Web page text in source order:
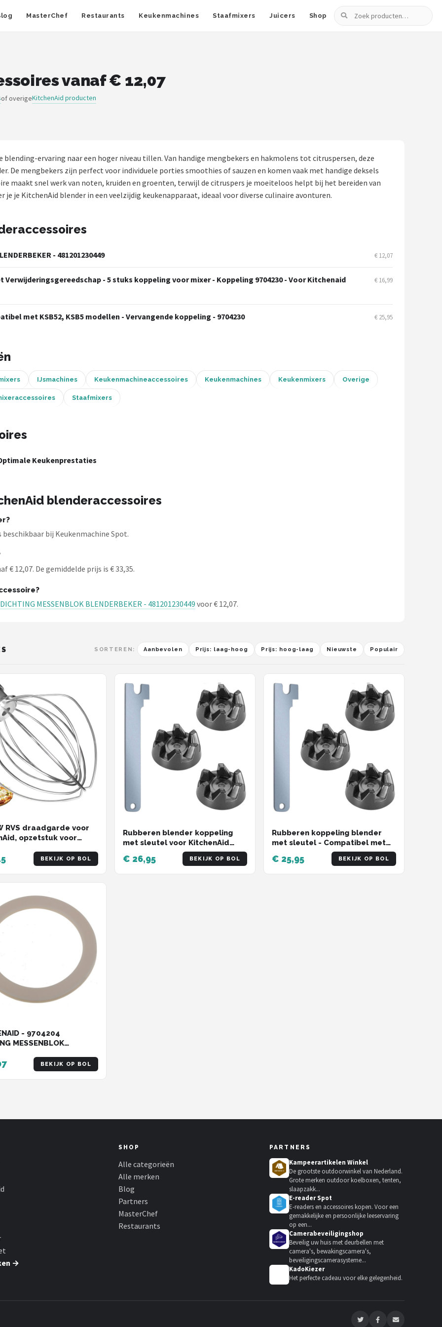
MasterChef Restaurants Keukenmachines Staafmixers Juicers Shop
Zoeken
vanaf € 12,07
of overigeKitchenAid producten
blending-ervaring naar een hoger niveau tillen. Van handige mengbekers en hakmolens tot citruspersen, deze
De mengbekers zijn perfect voor individuele porties smoothies of sauzen en komen vaak met handige deksels
maakt snel werk van noten, kruiden en groenten, terwijl de citruspers je moeiteloos helpt bij het bereiden van
je je KitchenAid blender in een veelzijdig keukenapparaat, ideaal voor diverse culinaire avonturen.
- 481201230449 € 12,07
- 5 stuks koppeling voor mixer - Koppeling 9704230 - Voor Kitchenaid
€ 16,99
met KSB52, KSB5 modellen - Vervangende koppeling - 9704230 € 25,95
IJsmachines Keukenmachineaccessoires Keukenmachines Keukenmixers Overige
Staafmixers
Keukenprestaties
blenderaccessoires
bij Keukenmachine Spot.
€ 12,07. De gemiddelde prijs is € 33,35.
MESSENBLOK BLENDERBEKER - 481201230449 voor € 12,07.
SORTEREN: Aanbevolen Prijs: laag-hoog Prijs: hoog-laag Nieuwste Populair
RVS draadgarde voor
opzetstuk voor
staande mixer
BEKIJK OP BOL
Rubberen blender koppeling
met sleutel voor KitchenAid
blender modellen -
koppelingsmeenemer -
reserveonderdeel 9704230
€ 26,95 BEKIJK OP BOL
Rubberen koppeling blender
met sleutel - Compatibel met
KSB52, KSB5 modellen -
Vervangende koppeling -
9704230
€ 25,95 BEKIJK OP BOL
- 9704204
MESSENBLOK
BEKIJK OP BOL
→
SHOP
Alle categorieën
Alle merken
Blog
Partners
MasterChef
Restaurants
PARTNERS
Kampeerartikelen Winkel
De grootste outdoorwinkel van Nederland.
Grote merken outdoor koelboxen, tenten,
slaapzakk...
E-reader Spot
E-readers en accessoires kopen. Voor een
gemakkelijke en persoonlijke leeservaring
op een...
Camerabeveiligingshop
Beveilig uw huis met deurbellen met
camera's, bewakingscamera's,
beveiligingscamerasysteme...
KadoKiezer
Het perfecte cadeau voor elke gelegenheid.